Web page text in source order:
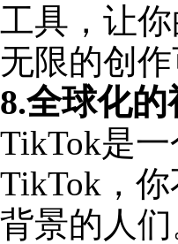
工具，让
无限的创
8.全球化
TikTok是
TikTok，
背景的人